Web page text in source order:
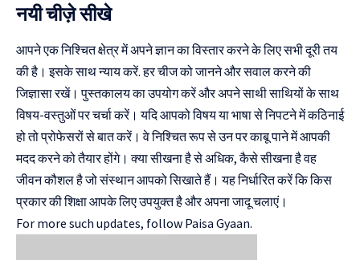
नयी चीज़े सीखे
आपने एक निश्चित क्षेत्र में अपने ज्ञान का विस्तार करने के लिए सभी दूरी तय
की है। इसके साथ न्याय करें. हर चीज को जानने और सवाल करने की
जिज्ञासा रखें। पुस्तकालय का उपयोग करें और अपने साथी साथियों के साथ
विषय-वस्तुओं पर चर्चा करें। यदि आपको विषय या भाषा से निपटने में कठिनाई
हो तो प्रोफेसरों से बात करें। वे निश्चित रूप से उन पर काबू पाने में आपकी
मदद करने को तैयार होंगे। क्या सीखना है से अधिक, कैसे सीखना है वह
जीवन कौशल है जो संस्थान आपको सिखाते हैं। यह निर्धारित करें कि किस
प्रकार की शिक्षा आपके लिए उपयुक्त है और अपना जादू चलाएं।
For more such updates, follow Paisa Gyaan.